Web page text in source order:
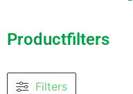
Productfilters
Filters